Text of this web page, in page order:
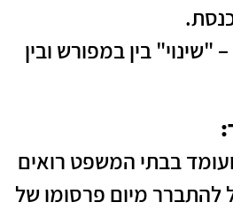
"שינוי" בין במפורש ובין
ועומד בבתי המשפט רואים
להתברר מיום פרסומו של